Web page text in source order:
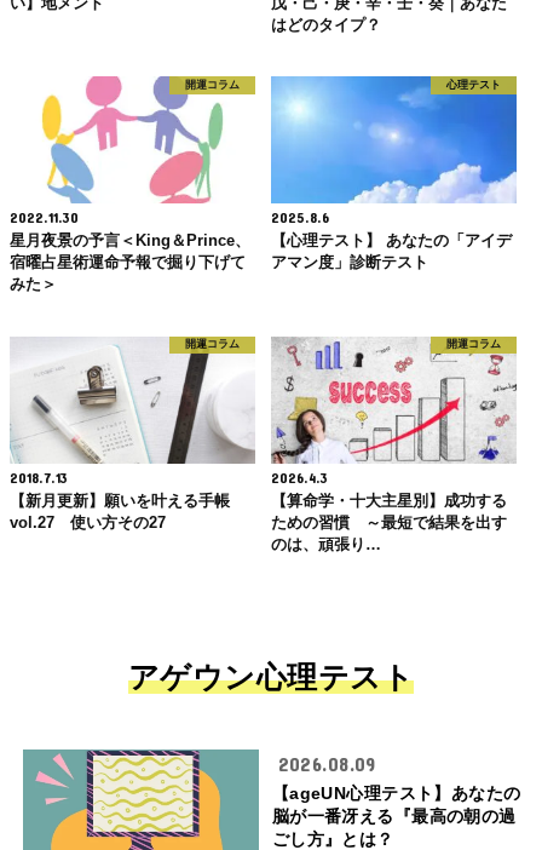
い】地メント
戊・己・庚・辛・壬・癸｜あなた
はどのタイプ？
開運コラム
2022.11.30
星月夜景の予言＜King＆Prince、
宿曜占星術運命予報で掘り下げて
みた＞
心理テスト
2025.8.6
【心理テスト】 あなたの「アイデ
アマン度」診断テスト
開運コラム
2018.7.13
【新月更新】願いを叶える手帳
vol.27 使い方その27
開運コラム
2026.4.3
【算命学・十大主星別】成功する
ための習慣 ～最短で結果を出す
のは、頑張り…
アゲウン心理テスト
2026.08.09
【ageUN心理テスト】あなたの
脳が一番冴える『最高の朝の過
ごし方』とは？